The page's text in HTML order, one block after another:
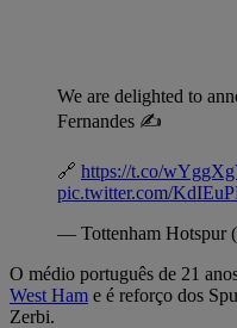
We are delighted to
Fernandes ✍️
🔗 https://t.co/
pic.twitter.com/
— Tottenham Hotspur
O médio português de 21
West Ham e é reforço dos
Zerbi.